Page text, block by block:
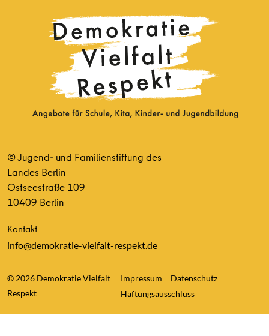
© Jugend- und Familienstiftung des
Landes Berlin
Ostseestraße 109
10409 Berlin
Kontakt
info@demokratie-vielfalt-respekt.de
© 2026 Demokratie Vielfalt
Respekt
Impressum
Datenschutz
Haftungsausschluss